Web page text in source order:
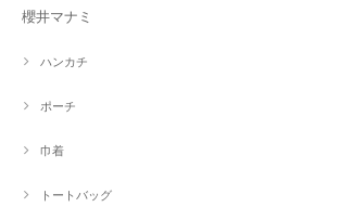
櫻井マナミ
ハンカチ
ポーチ
巾着
トートバッグ